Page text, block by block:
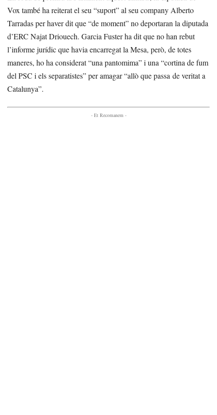
Vox també ha reiterat el seu “suport” al seu company Alberto
Tarradas per haver dit que “de moment” no deportaran la diputada
d’ERC Najat Driouech. Garcia Fuster ha dit que no han rebut
l’informe jurídic que havia encarregat la Mesa, però, de totes
maneres, ho ha considerat “una pantomima” i una “cortina de fum
del PSC i els separatistes” per amagar “allò que passa de veritat a
Catalunya”.
- Et Recomanem -